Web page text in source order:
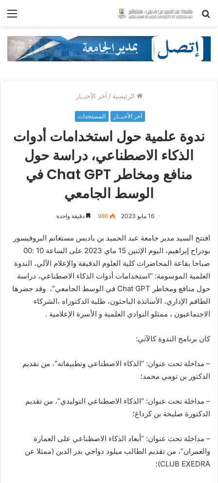
بحث
الرئيسية / آخر الأخبــار
آخر الأخبــار المستجدات
ندوة علمية حول استخدامات أدوات
الذكاء الاصطناعي، دراسة حول
منافع ومخاطر Chat GPT في
الوسط الجامعي
16 مايو 2023 986 دقيقة واحدة
افتتح السيد مدير جامعة عبد الحميد بن باديس مستغانم البروفيسور
بودراح إبراهيم، اليوم الإثنين 15 ماي 2023 على الساعة 10 :00
صباحا بقاعة المحاضرات كلية العلوم الدقيقة والإعلام الآلي، الندوة
العلمية الموسومة: “استخدامات أدوات الذكاء الاصطناعي، دراسة
حول منافع ومخاطر Chat GPT في الوسط الجامعي”، وقد حضرها
الطاقم الإداري، الأساتذة الباحثون، طلبة الدكتوراه ،الشركاء
الاجتماعيون ، ممثلو النوادي العلمية و الأسرة الإعلامية .
كان برنامج الندوة كالآتي:
– مداخلة تحت عنوان: “الذكاء الاصطناعي وتطبيقاته”، من تقديم
الدكتور بن تومي محمد؛
– مداخلة تحت عنوان: “الذكاء الاصطناعي التوليدي”، من تقديم
الدكتورة صليحة بن كرداغ؛
– مداخلة تحت عنوان: “أبعاد الذكاء الاصطناعي على العمارة
والعمران”، من تقديم الطالب ميلود دواجي بدر الدين (ممثلا عن
CLUB EXEDRA)؛